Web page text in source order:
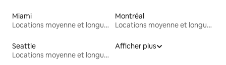
Miami
Locations moyenne et longue durée
Montréal
Locations moyenne et longue durée
Seattle
Locations moyenne et longue durée
Afficher plus